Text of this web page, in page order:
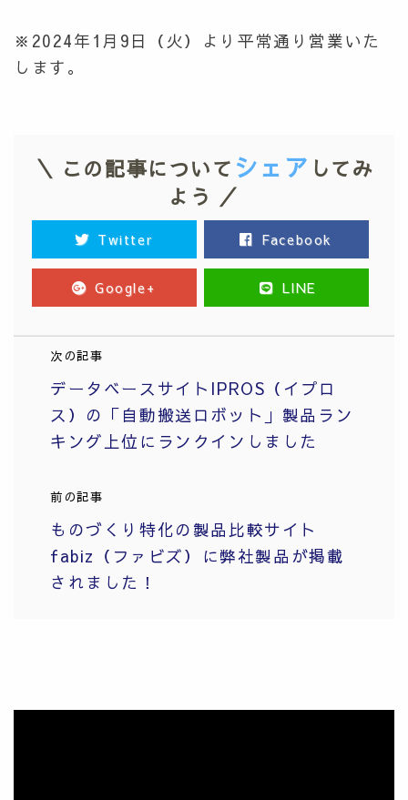
※2024年1月9日（火）より平常通り営業いた
します。
＼ この記事について シェア してみ
よう ／
Twitter Facebook
Google+ LINE
次の記事
データベースサイトIPROS（イプロ
ス）の「自動搬送ロボット」製品ラン
キング上位にランクインしました
前の記事
ものづくり特化の製品比較サイト
fabiz（ファビズ）に弊社製品が掲載
されました！